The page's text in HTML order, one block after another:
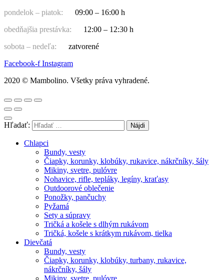
pondelok – piatok:
09:00 – 16:00 h
obedňajšia prestávka:
12:00 – 12:30 h
sobota – nedeľa:
zatvorené
Facebook-f Instagram
2020 © Mambolino. Všetky práva vyhradené.
Hľadať:
Chlapci
Bundy, vesty
Čiapky, korunky, klobúky, rukavice, nákrčníky, šály
Mikiny, svetre, pulóvre
Nohavice, rifle, tepláky, legíny, kraťasy
Outdoorové oblečenie
Ponožky, pančuchy
Pyžamá
Sety a súpravy
Tričká a košele s dlhým rukávom
Tričká, košele s krátkym rukávom, tielka
Dievčatá
Bundy, vesty
Čiapky, korunky, klobúky, turbany, rukavice,
nákrčníky, šály
Mikiny, svetre, pulóvre